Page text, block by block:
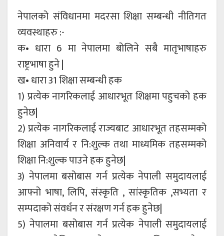
नेपालको संविधानमा मदरसा शिक्षा सम्बन्धी नीतिगत
व्यवस्थाहरु :-
क• धारा 6 मा नेपालमा बोलिने सबै मातृभाषाहरु
राष्ट्रभाषा हुने |
ख• धारा 31 शिक्षा सम्बन्धी हक
1) प्रत्येक नागरिकलाई आधारभूत शिक्षमा पहुचको हक
हुनेछ|
2) प्रत्येक नागरिकलाई राज्यबाट आधारभूत तहसम्मको
शिक्षा अनिवार्य र नि:शुल्क तथा माध्यमिक तहसम्मको
शिक्षा नि:शुल्क पाउने हक हुनेछ|
3) नेपालमा बसोबास गर्न प्रत्येक नेपाली समुदायलाई
आफ्नो भाषा, लिपि, संस्कृति , सांस्कृतिक ,सभ्यता र
सम्पदाको संवर्धन र संरक्षण गर्न हक हुनेछ|
5) नेपालमा बसोबास गर्न प्रत्येक नेपाली समुदायलाई